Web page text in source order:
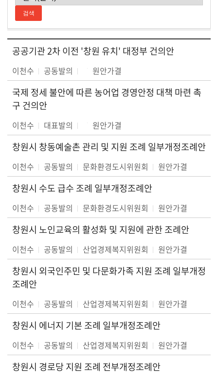
상
자
료
공공기관 2차 이전 '창원 유치' 대정부 건의안
이천수 공동발의 원안가결
국제 정세 불안에 따른 농어업 경영안정 대책 마련 촉
구 건의안
이천수 대표발의 원안가결
창원시 창동예술촌 관리 및 지원 조례 일부개정조례안
이천수 공동발의 문화환경도시위원회 원안가결
창원시 수도 급수 조례 일부개정조례안
이천수 공동발의 문화환경도시위원회 원안가결
창원시 노인교육의 활성화 및 지원에 관한 조례안
이천수 공동발의 산업경제복지위원회 원안가결
창원시 외국인주민 및 다문화가족 지원 조례 일부개정
조례안
이천수 공동발의 산업경제복지위원회 원안가결
창원시 에너지 기본 조례 일부개정조례안
이천수 공동발의 산업경제복지위원회 원안가결
창원시 경로당 지원 조례 전부개정조례안